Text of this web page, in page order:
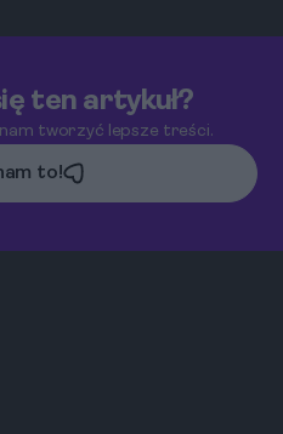
ten artykuł?
tworzyć lepsze treści.
to!